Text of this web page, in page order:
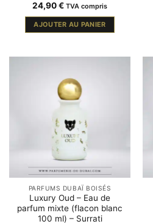
24,90€ TVA compris
AJOUTER AU PANIER
PARFUMS DUBAÏ BOISÉS
Luxury Oud – Eau de
parfum mixte (flacon blanc
100 ml) – Surrati